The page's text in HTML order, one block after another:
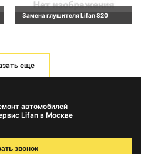
Замена глушителя Lifan 820
еще
автомобилей
Lifan в Москве
звонок